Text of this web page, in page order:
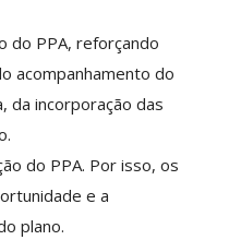
do PPA, reforçando
acompanhamento do
da incorporação das
do PPA. Por isso, os
e a
plano.